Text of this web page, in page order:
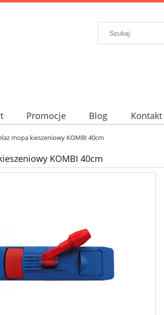
Promocje Blog Kontakt
mopa kieszeniowy KOMBI 40cm
KOMBI 40cm